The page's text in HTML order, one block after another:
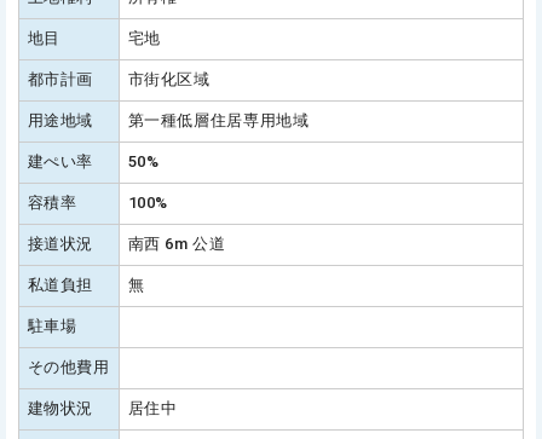
地目 宅地
都市計画 市街化区域
用途地域 第一種低層住居専用地域
建ぺい率 50%
容積率 100%
接道状況 南西 6m 公道
私道負担 無
駐車場
その他費用
建物状況 居住中